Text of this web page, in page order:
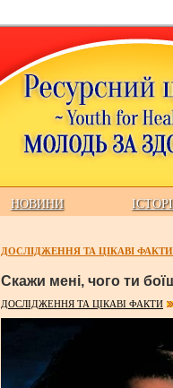
НОВИНИ
ДОСЛІДЖЕННЯ ТА ЦІКАВІ ФАКТИ
Скажи мені, чого ти
ДОСЛІДЖЕННЯ ТА ЦІКАВІ ФАКТИ